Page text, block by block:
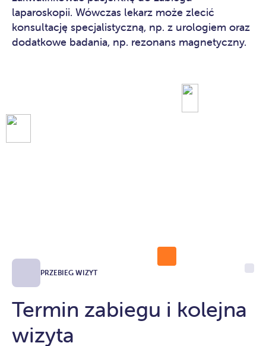
laparoskopii. Wówczas lekarz może zlecić
konsultację specjalistyczną, np. z urologiem oraz
dodatkowe badania, np. rezonans magnetyczny.
PRZEBIEG WIZYT
Termin zabiegu i kolejna
wizyta